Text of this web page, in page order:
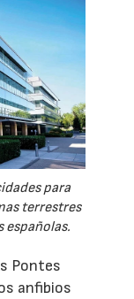
para
terrestres
españolas.
Pontes
anfibios